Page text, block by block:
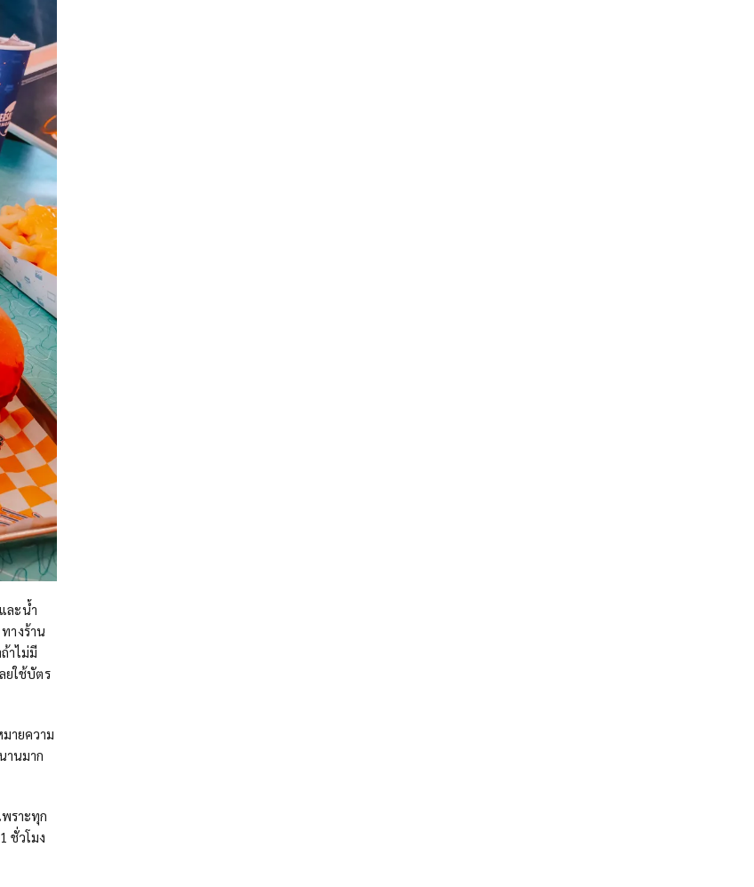
ละน้ำ
างร้าน
าไม่มี
ยใช้บัตร
ายความ
านมาก
ราะทุก
ชั่วโมง